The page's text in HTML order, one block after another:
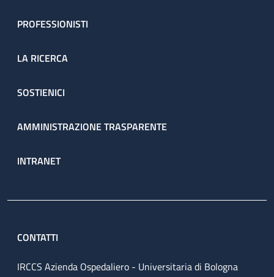
PROFESSIONISTI
LA RICERCA
SOSTIENICI
AMMINISTRAZIONE TRASPARENTE
INTRANET
CONTATTI
IRCCS Azienda Ospedaliero - Universitaria di Bologna